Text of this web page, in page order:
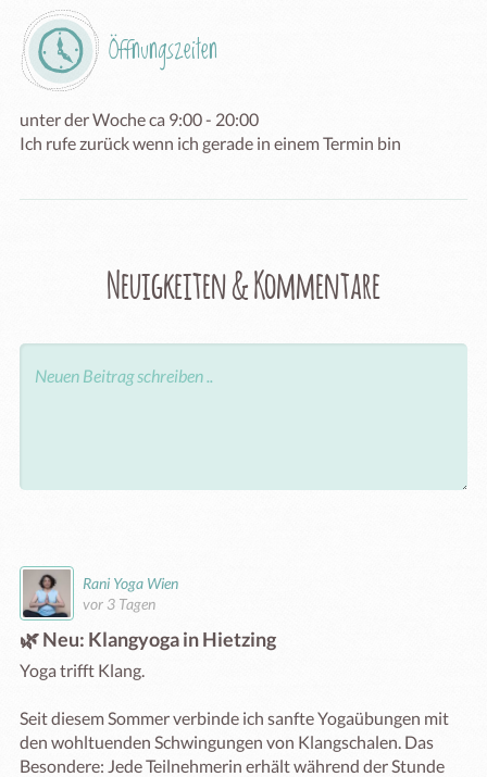
Öffnungszeiten
unter der Woche ca 9:00 - 20:00
Ich rufe zurück wenn ich gerade in einem Termin bin
Neuigkeiten & Kommentare
Rani Yoga Wien
vor 3 Tagen
🌿 Neu: Klangyoga in Hietzing
Yoga trifft Klang.
Seit diesem Sommer verbinde ich sanfte Yogaübungen mit
den wohltuenden Schwingungen von Klangschalen. Das
Besondere: Jede Teilnehmerin erhält während der Stunde